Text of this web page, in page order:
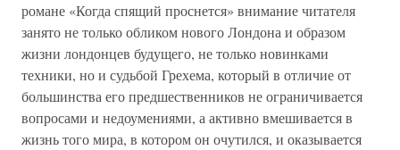
романе «Когда спящий проснется» внимание читателя
занято не только обликом нового Лондона и образом
жизни лондонцев будущего, не только новинками
техники, но и судьбой Грехема, который в отличие от
большинства его предшественников не ограничивается
вопросами и недоумениями, а активно вмешивается в
жизнь того мира, в котором он очутился, и оказывается